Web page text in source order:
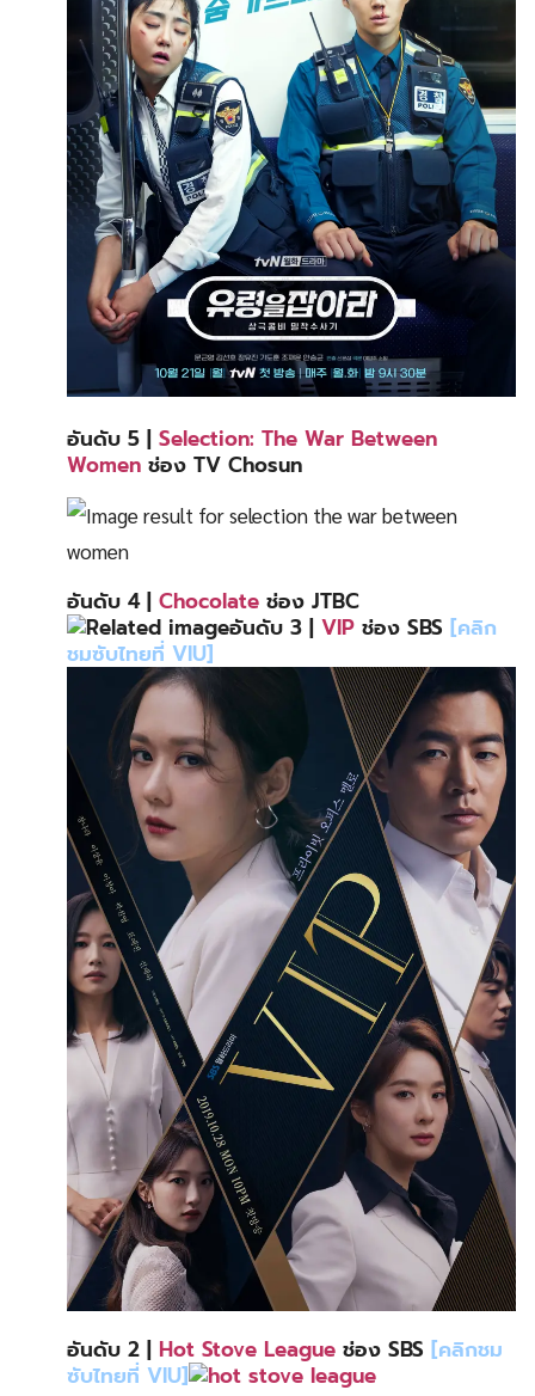
อันดับ 5 | Selection: The War Between
Women ช่อง TV Chosun
อันดับ 4 | Chocolate ช่อง JTBC
อันดับ 3 | VIP ช่อง SBS [คลิก
ชมซับไทยที่ VIU]
อันดับ 2 | Hot Stove League ช่อง SBS [คลิกชม
ซับไทยที่ VIU]